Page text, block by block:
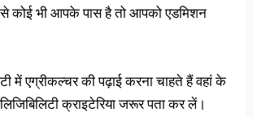
से कोई भी आपके पास है तो आपको एडमिशन
में एग्रीकल्चर की पढ़ाई करना चाहते हैं वहां के
क्राइटेरिया जरूर पता कर लें।